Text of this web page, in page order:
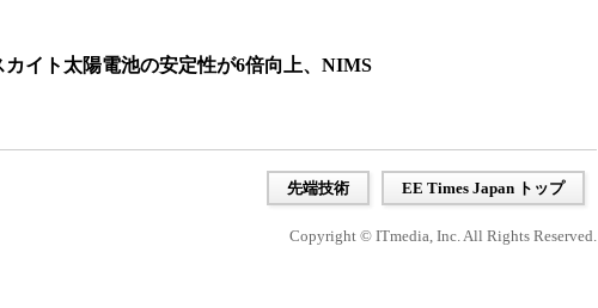
カイト太陽電池の安定性が6倍向上、NIMS
先端技術 EE Times Japan トップ
Copyright © ITmedia, Inc. All Rights Reserved.